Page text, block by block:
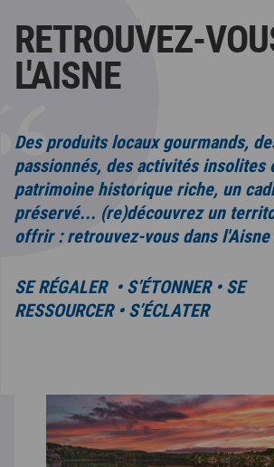
RETROUVEZ-
L'AISNE
Des produits locaux gourmands,
passionnés, des activités insolites
patrimoine historique riche, un
préservé... (re)découvrez un
offrir : retrouvez-vous dans
SE RÉGALER • S’ÉTONNER • SE
RESSOURCER • S’ÉCLATER